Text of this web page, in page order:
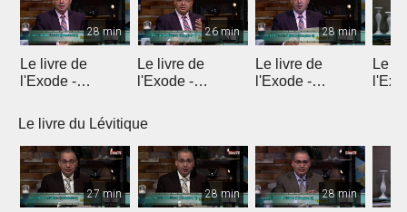
28 min
Le livre de
l'Exode -
26 min
Le livre de
l'Exode -
28 min
Le livre de
l'Exode -
Le
Le livre du Lévitique
27 min 28 min 28 min